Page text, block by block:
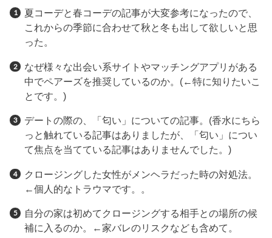
夏コーデと春コーデの記事が大変参考になったので、
これからの季節に合わせて秋と冬も出して欲しいと思
った。
なぜ様々な出会い系サイトやマッチングアプリがある
中でペアーズを推奨しているのか。(←特に知りたいこ
とです。)
デートの際の、「匂い」についての記事。(香水にちら
っと触れている記事はありましたが、「匂い」につい
て焦点を当てている記事はありませんでした。)
クロージングした女性がメンヘラだった時の対処法。
←個人的なトラウマです。。
自分の家は初めてクロージングする相手との場所の候
補に入るのか。←家バレのリスクなども含めて。